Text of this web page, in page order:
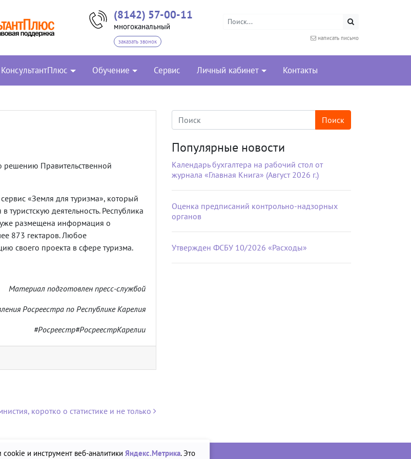
(8142) 57-00-11
многоканальный
заказать звонок
написать письмо
КонсультантПлюс Обучение Сервис Личный кабинет Контакты
решению Правительственной
«Земля для туризма», который
деятельность. Республика
уже размещена информация о
873 гектаров. Любое
своего проекта в сфере туризма.
Материал подготовлен пресс-службой
Росреестра по Республике Карелия
#Росреестр#РосреестрКарелии
коротко о статистике и не только
Популярные новости
Календарь бухгалтера на рабочий стол от
журнала «Главная Книга» (Август 2026 г.)
Оценка предписаний контрольно-надзорных
органов
Утвержден ФСБУ 10/2026 «Расходы»
и инструмент веб-аналитики Яндекс.Метрика. Это